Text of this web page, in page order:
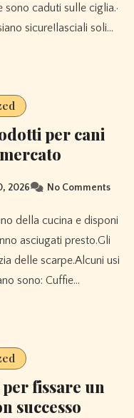
caduti sulle ciglia.·
sicure!lasciali soli…
per cani
2026 No Comments
asciugati presto.Gli
delle scarpe.Alcuni usi
sono: Cuffie…
fissare un
successo